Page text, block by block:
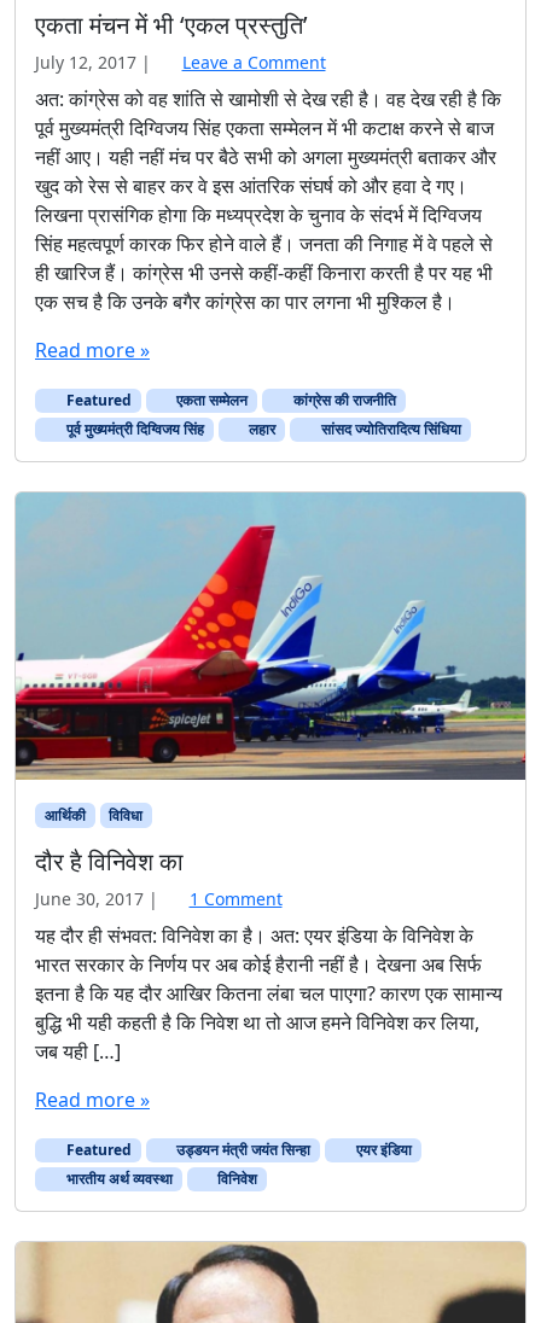
एकता मंचन में भी ‘एकल प्रस्तुति’
July 12, 2017 | Leave a Comment
अत: कांग्रेस को वह शांति से खामोशी से देख रही है। वह देख रही है कि
पूर्व मुख्यमंत्री दिग्विजय सिंह एकता सम्मेलन में भी कटाक्ष करने से बाज
नहीं आए। यही नहीं मंच पर बैठे सभी को अगला मुख्यमंत्री बताकर और
खुद को रेस से बाहर कर वे इस आंतरिक संघर्ष को और हवा दे गए।
लिखना प्रासंगिक होगा कि मध्यप्रदेश के चुनाव के संदर्भ में दिग्विजय
सिंह महत्वपूर्ण कारक फिर होने वाले हैं। जनता की निगाह में वे पहले से
ही खारिज हैं। कांग्रेस भी उनसे कहीं-कहीं किनारा करती है पर यह भी
एक सच है कि उनके बगैर कांग्रेस का पार लगना भी मुश्किल है।
Read more »
Featured एकता सम्मेलन
कांग्रेस की राजनीति
पूर्व मुख्यमंत्री दिग्विजय सिंह
लहार सांसद ज्योतिरादित्य सिंधिया
आर्थिकी विविधा
दौर है विनिवेश का
June 30, 2017 | 1 Commento
दौ
र
है
वि
यह दौर ही संभवत: विनिवेश का है। अत: एयर इंडिया के विनिवेश के
भारत सरकार के निर्णय पर अब कोई हैरानी नहीं है। देखना अब सिर्फ
इतना है कि यह दौर आखिर कितना लंबा चल पाएगा? कारण एक सामान्य
बुद्धि भी यही कहती है कि निवेश था तो आज हमने विनिवेश कर लिया,
जब यही […]
Read more »
Featured उड्डयन मंत्री जयंत सिन्हा
एयर इंडिया
भारतीय अर्थ व्यवस्था
विनिवेश